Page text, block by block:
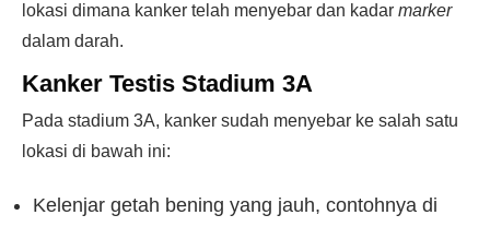
lokasi dimana kanker telah menyebar dan kadar marker
dalam darah.
Kanker Testis Stadium 3A
Pada stadium 3A, kanker sudah menyebar ke salah satu
lokasi di bawah ini:
Kelenjar getah bening yang jauh, contohnya di